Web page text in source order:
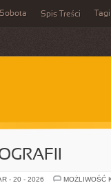
Sobota Spis Treści Tagi
- 20 - 2026
MOŻLIWOŚĆ